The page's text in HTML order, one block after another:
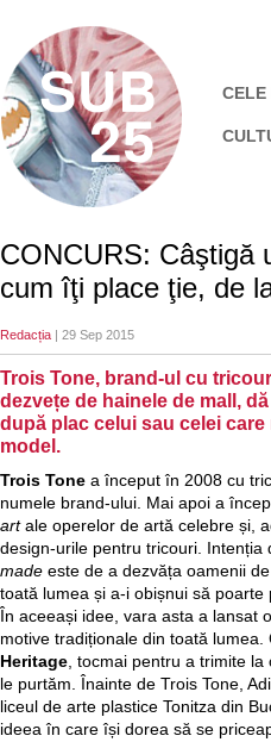
CELE
CONCURS: Câştigă
cum îţi place ţie, de
Redacția | 29 Sep 2015
Trois Tone, brand-ul cu
dezvețe de hainele de mall,
după plac celui sau celei
model.
Trois Tone a început în 2008 cu
numele brand-ului. Mai apoi a
art ale operelor de artă celebre și,
design-urile pentru tricouri. Intenția
made este de a dezvăța oamenii
toată lumea și a-i obișnui să
În aceeași idee, vara asta a lansat
motive tradiționale din toată lumea.
Heritage, tocmai pentru a trimite
le purtăm. Înainte de Trois Tone,
liceul de arte plastice Tonitza din
ideea în care își dorea să se